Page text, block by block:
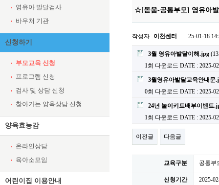
영유아 발달검사
바우처 기관
신청하기
부모교육 신청
프로그램 신청
검사 및 상담 신청
찾아가는 양육상담 신청
양육효능감
온라인상담
육아소모임
어린이집 이용안내
☆[돋움-공통부모] 영유아
작성자 이천센터
25-01-18
첨부파일
3월 영유아발달이해.jpg
1회 다운로드 DATE : 2025-
3월영유아발달교육안내문
0회 다운로드 DATE : 2025-
24년 놀이키트배부이벤트
1회 다운로드 DATE : 2025-
이전글 다음글
교육구분 공통부
신청기간 2025-